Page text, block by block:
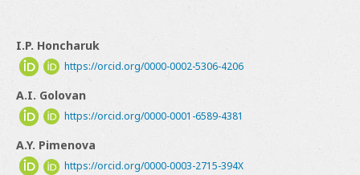
I.P. Honcharuk
https://orcid.org/0000-0002-5306-4206
A.I. Golovan
https://orcid.org/0000-0001-6589-4381
A.Y. Pimenova
https://orcid.org/0000-0003-2715-394X